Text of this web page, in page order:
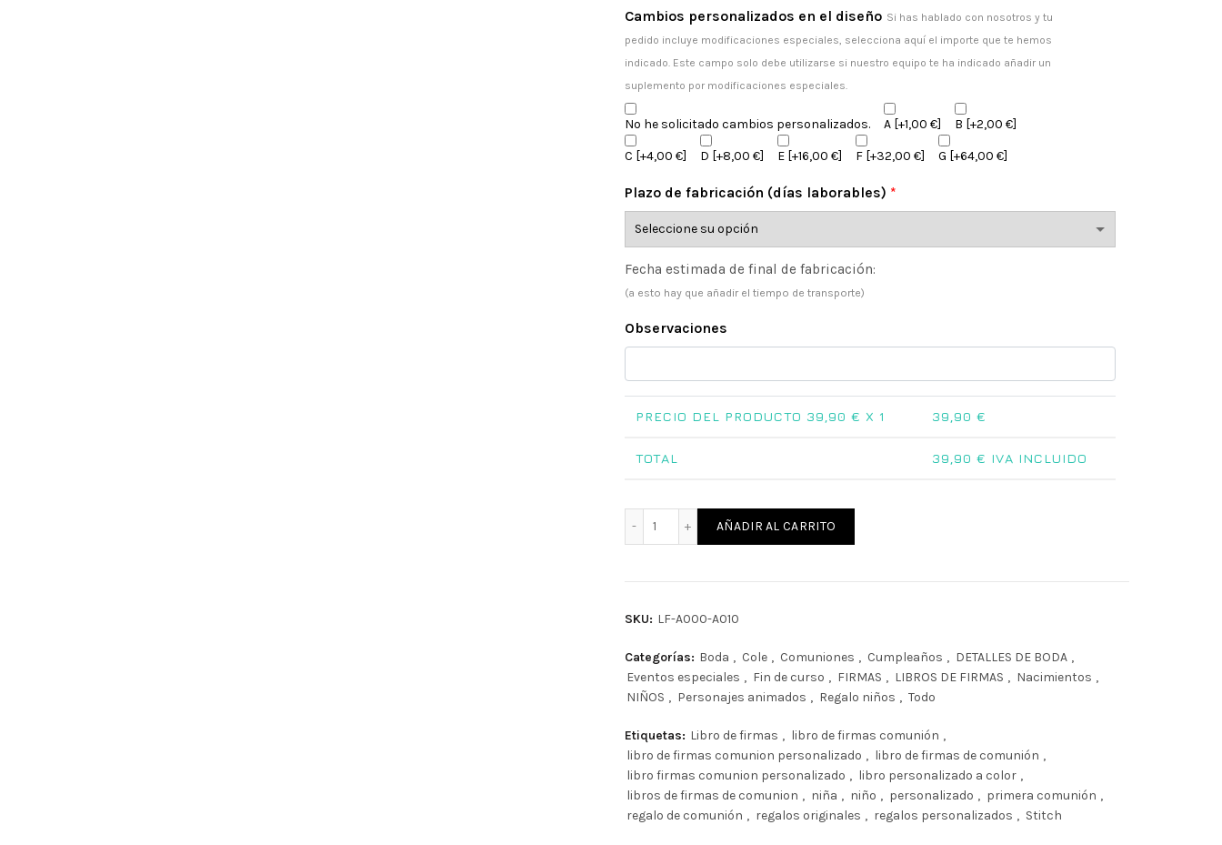
Cambios personalizados en el diseño Si has hablado con nosotros y tu
pedido incluye modificaciones especiales, selecciona aquí el importe que te hemos
indicado. Este campo solo debe utilizarse si nuestro equipo te ha indicado añadir un
suplemento por modificaciones especiales.
No he solicitado cambios personalizados. A [+1,00 €] B [+2,00 €]
C [+4,00 €] D [+8,00 €] E [+16,00 €] F [+32,00 €] G [+64,00 €]
Plazo de fabricación (días laborables) *
Fecha estimada de final de fabricación:
(a esto hay que añadir el tiempo de transporte)
Observaciones
PRECIO DEL PRODUCTO 39,90 € X 1 39,90 €
TOTAL 39,90 € IVA INCLUIDO
Libro de firmas Comunión Stitch cantidad
AÑADIR AL CARRITO
SKU: LF-A000-A010
Categorías: Boda , Cole , Comuniones , Cumpleaños , DETALLES DE BODA ,
Eventos especiales , Fin de curso , FIRMAS , LIBROS DE FIRMAS , Nacimientos ,
NIÑOS , Personajes animados , Regalo niños , Todo
Etiquetas: Libro de firmas , libro de firmas comunión ,
libro de firmas comunion personalizado , libro de firmas de comunión ,
libro firmas comunion personalizado , libro personalizado a color ,
libros de firmas de comunion , niña , niño , personalizado , primera comunión ,
regalo de comunión , regalos originales , regalos personalizados , Stitch